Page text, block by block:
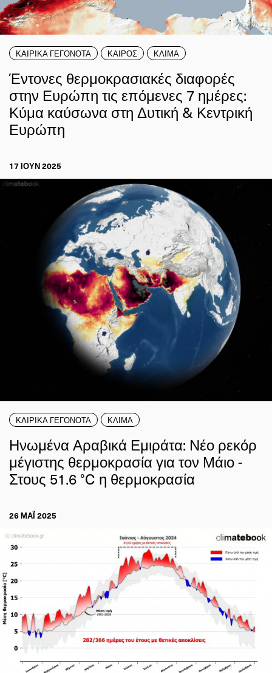
ΚΑΙΡΙΚΑ ΓΕΓΟΝΟΤΑ ΚΑΙΡΟΣ ΚΛΙΜΑ
Έντονες θερμοκρασιακές διαφορές
στην Ευρώπη τις επόμενες 7 ημέρες:
Κύμα καύσωνα στη Δυτική & Κεντρική
Ευρώπη
17 ΙΟΥΝ 2025
ΚΑΙΡΙΚΑ ΓΕΓΟΝΟΤΑ ΚΛΙΜΑ
Ηνωμένα Αραβικά Εμιράτα: Νέο ρεκόρ
μέγιστης θερμοκρασία για τον Μάιο -
Στους 51.6 °C η θερμοκρασία
26 ΜΑΪ́ 2025